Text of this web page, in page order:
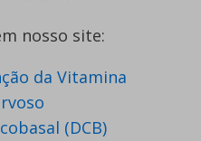
nosso site:
da Vitamina
(DCB)